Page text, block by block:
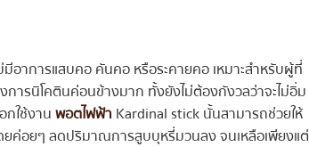
อาการแสบคอ คันคอ หรือระคายคอ เหมาะสำหรับผู้ที่
ารนิโคตินค่อนข้างมาก ทั้งยังไม่ต้องกังวลว่าจะไม่อิ่ม
กใช้งานพอตไฟฟ้า Kardinal stick นั้นสามารถช่วยให้
ค่อยๆ ลดปริมาณการสูบบุหรี่มวนลง จนเหลือเพียงแต่